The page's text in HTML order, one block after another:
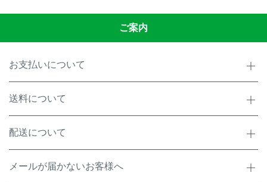
ご案内
お支払いについて
送料について
配送について
メールが届かないお客様へ